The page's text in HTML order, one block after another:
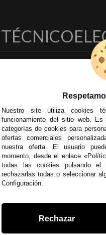
y Devoluciones
de Privacidad
Seguro
y
Generales
de Cookies
43
Nuestro site utiliza cookies
funcionamiento del sitio web.
categorías de cookies para
ofertas comerciales
nuestra oferta. El usuario
momento, desde el enlace
todas las cookies pulsando el
rechazarlas todas o seleccionar
Configuración.
Rechazar